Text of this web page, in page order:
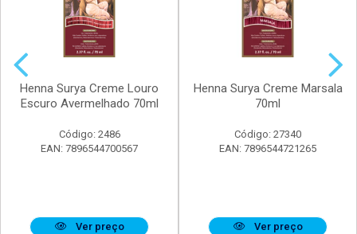
Henna Surya Creme Louro
Escuro Avermelhado 70ml
Código: 2486
EAN: 7896544700567
Ver preço
Henna Surya Creme Marsala
70ml
Código: 27340
EAN: 7896544721265
Ver preço